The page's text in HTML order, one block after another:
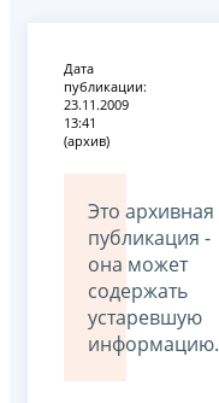
Дата
публикации:
23.11.2009
13:41
(архив)
Это архивная
публикация -
она может
содержать
устаревшую
информацию.